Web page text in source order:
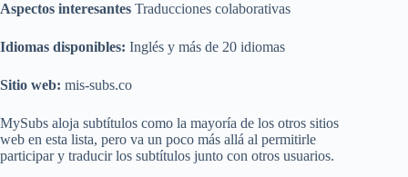
Aspectos interesantes Traducciones colaborativas
Idiomas disponibles: Inglés y más de 20 idiomas
Sitio web: mis-subs.co
MySubs aloja subtítulos como la mayoría de los otros sitios
web en esta lista, pero va un poco más allá al permitirle
participar y traducir los subtítulos junto con otros usuarios.